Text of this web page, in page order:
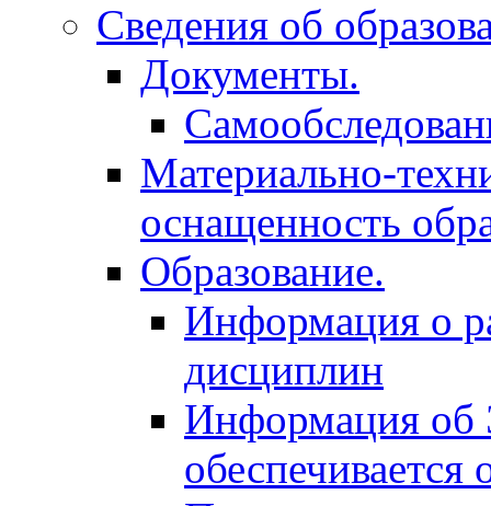
Сведения об
Документы.
Материально-
оснащенность
Образование.
Информация о
дисциплин
Информация об